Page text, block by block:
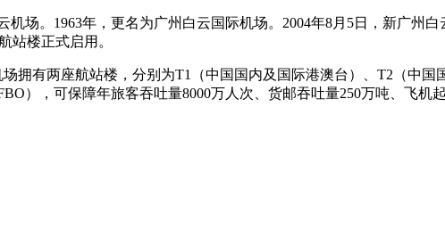
场。1963年，更名为广州白云国际机场。2004年8月5日，新广州
站楼正式启用。
拥有两座航站楼，分别为T1（中国国内及国际港澳台）、T2（中
），可保障年旅客吞吐量8000万人次、货邮吞吐量250万吨、飞